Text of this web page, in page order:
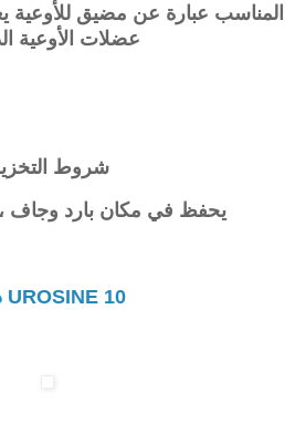
المناسب عبارة عن مضيق للأوعية
عضلات الأوعية
شروط
يحفظ في مكان بارد وجاف ،
UROSINE 10 دواء